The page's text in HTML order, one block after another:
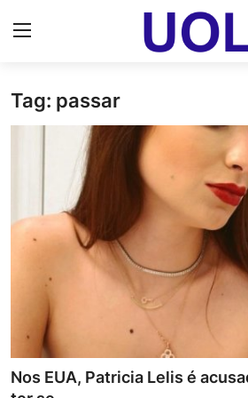
Login
UOL Email Entrar
UOL ADS
Uol pt Bate Papo Gratis
Mundo
Economia
Dólar Cotação de Hoje
Tag: passar
Nos EUA, Patricia Lelis é